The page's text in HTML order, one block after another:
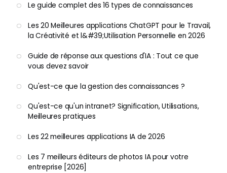
Le guide complet des 16 types de connaissances
Les 20 Meilleures applications ChatGPT pour le Travail,
la Créativité et l&#39;Utilisation Personnelle en 2026
Guide de réponse aux questions d'IA : Tout ce que
vous devez savoir
Qu'est-ce que la gestion des connaissances ?
Qu'est-ce qu'un intranet? Signification, Utilisations,
Meilleures pratiques
Les 22 meilleures applications IA de 2026
Les 7 meilleurs éditeurs de photos IA pour votre
entreprise [2026]